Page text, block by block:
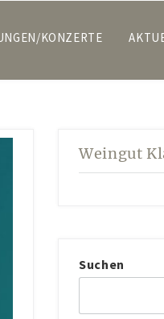
KONZERTE
Weingut
Suchen